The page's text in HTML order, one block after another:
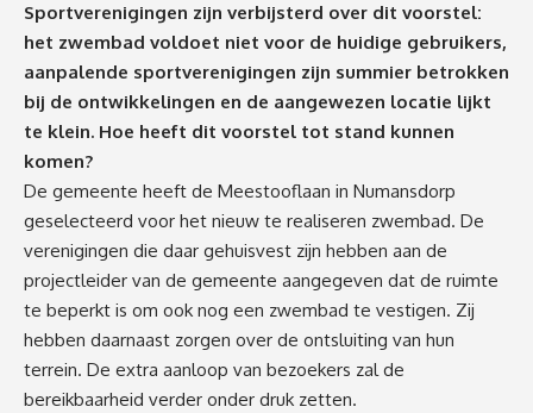
Sportverenigingen zijn verbijsterd over dit voorstel:
het zwembad voldoet niet voor de huidige gebruikers,
aanpalende sportverenigingen zijn summier betrokken
bij de ontwikkelingen en de aangewezen locatie lijkt
te klein. Hoe heeft dit voorstel tot stand kunnen
komen?
De gemeente heeft de Meestooflaan in Numansdorp
geselecteerd voor het nieuw te realiseren zwembad. De
verenigingen die daar gehuisvest zijn hebben aan de
projectleider van de gemeente aangegeven dat de ruimte
te beperkt is om ook nog een zwembad te vestigen. Zij
hebben daarnaast zorgen over de ontsluiting van hun
terrein. De extra aanloop van bezoekers zal de
bereikbaarheid verder onder druk zetten.